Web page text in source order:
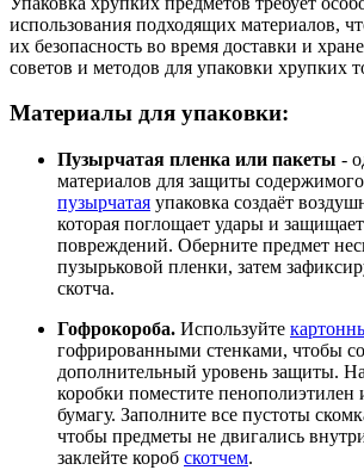
использования подходящих материалов,
их безопасность во время доставки и
советов и методов для упаковки хрупких
Материалы для упаковки:
Пузырчатая пленка или пакеты -
материалов для защиты
пузырчатая упаковка создаёт
которая поглощает удары и
повреждений. Оберните предмет
пузырьковой пленки, затем
скотча.
Гофрокороба. Используйте
гофрированными стенками, чтобы
дополнительный уровень защиты.
коробки поместите пенополиэтилен
бумагу. Заполните все пустоты
чтобы предметы не двигались
заклейте короб скотчем.